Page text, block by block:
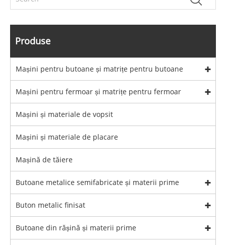
Produse
Mașini pentru butoane și matrițe pentru butoane
Mașini pentru fermoar și matrițe pentru fermoar
Mașini și materiale de vopsit
Mașini și materiale de placare
Mașină de tăiere
Butoane metalice semifabricate și materii prime
Buton metalic finisat
Butoane din rășină și materii prime